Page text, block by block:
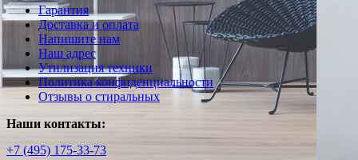
Гарантия
Доставка и оплата
Напишите нам
Наш адрес
Утилизация техники
Политика конфиденциальности
Отзывы о стиральных
Наши контакты:
+7 (495) 175-33-73